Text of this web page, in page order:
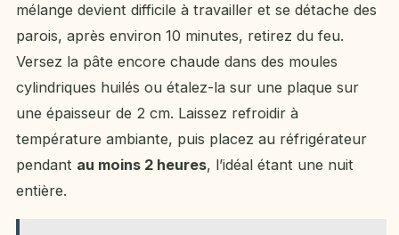
mélange devient difficile à travailler et se détache des
parois, après environ 10 minutes, retirez du feu.
Versez la pâte encore chaude dans des moules
cylindriques huilés ou étalez-la sur une plaque sur
une épaisseur de 2 cm. Laissez refroidir à
température ambiante, puis placez au réfrigérateur
pendant au moins 2 heures, l’idéal étant une nuit
entière.